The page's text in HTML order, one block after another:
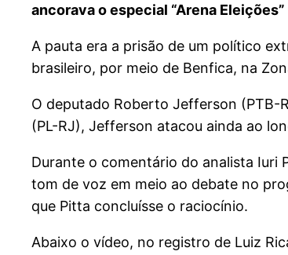
ancorava o especial “Arena
A pauta era a prisão de um político
brasileiro, por meio de Benfica, na
O deputado Roberto Jefferson (PTB-
(PL-RJ), Jefferson atacou ainda ao
Durante o comentário do analista
tom de voz em meio ao debate no
que Pitta concluísse o raciocínio.
Abaixo o vídeo, no registro de Luiz